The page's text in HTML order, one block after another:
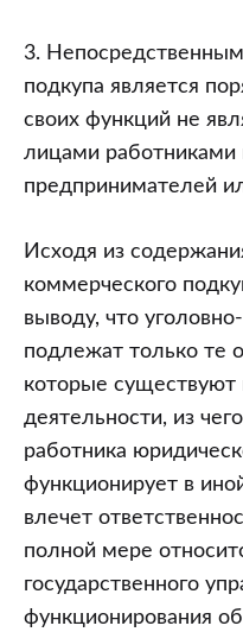
3.
подкупа является
своих функций не
лицами работниками
предпринимателей
Исходя из
коммерческого
выводу, что
подлежат только те
которые существуют
деятельности, из
работника
функционирует в
влечет
полной мере
государственного
функционирования